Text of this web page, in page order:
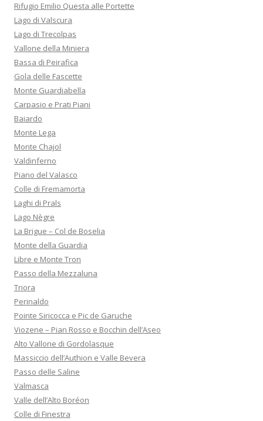
Rifugio Emilio Questa alle Portette
Lago di Valscura
Lago di Trecolpas
Vallone della Miniera
Bassa di Peirafica
Gola delle Fascette
Monte Guardiabella
Carpasio e Prati Piani
Baiardo
Monte Lega
Monte Chajol
Valdinferno
Piano del Valasco
Colle di Fremamorta
Laghi di Prals
Lago Nègre
La Brigue – Col de Boselia
Monte della Guardia
Libre e Monte Tron
Passo della Mezzaluna
Triora
Perinaldo
Pointe Siricocca e Pic de Garuche
Viozene – Pian Rosso e Bocchin dell’Aseo
Alto Vallone di Gordolasque
Massiccio dell’Authion e Valle Bevera
Passo delle Saline
Valmasca
Valle dell’Alto Boréon
Colle di Finestra